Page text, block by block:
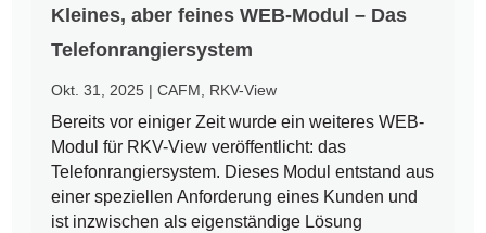
Kleines, aber feines WEB-Modul – Das
Telefonrangiersystem
Okt. 31, 2025 |CAFM RKV-View
Bereits vor einiger Zeit wurde ein weiteres WEB-
Modul für RKV-View veröffentlicht: das
Telefonrangiersystem. Dieses Modul entstand aus
einer speziellen Anforderung eines Kunden und
ist inzwischen als eigenständige Lösung